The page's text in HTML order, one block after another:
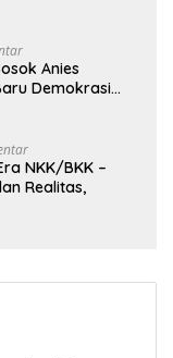
Anies
Demokrasi
NKK/BKK –
Realitas,